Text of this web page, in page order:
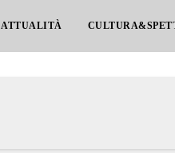
ATTUALITÀ